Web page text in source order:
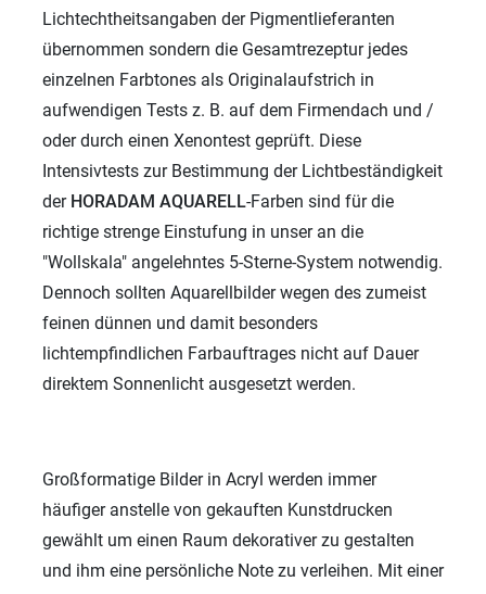
Lichtechtheitsangaben der Pigmentlieferanten
übernommen sondern die Gesamtrezeptur jedes
einzelnen Farbtones als Originalaufstrich in
aufwendigen Tests z. B. auf dem Firmendach und /
oder durch einen Xenontest geprüft. Diese
Intensivtests zur Bestimmung der Lichtbeständigkeit
der HORADAM AQUARELL-Farben sind für die
richtige strenge Einstufung in unser an die
"Wollskala" angelehntes 5-Sterne-System notwendig.
Dennoch sollten Aquarellbilder wegen des zumeist
feinen dünnen und damit besonders
lichtempfindlichen Farbauftrages nicht auf Dauer
direktem Sonnenlicht ausgesetzt werden.
Großformatige Bilder in Acryl werden immer
häufiger anstelle von gekauften Kunstdrucken
gewählt um einen Raum dekorativer zu gestalten
und ihm eine persönliche Note zu verleihen. Mit einer